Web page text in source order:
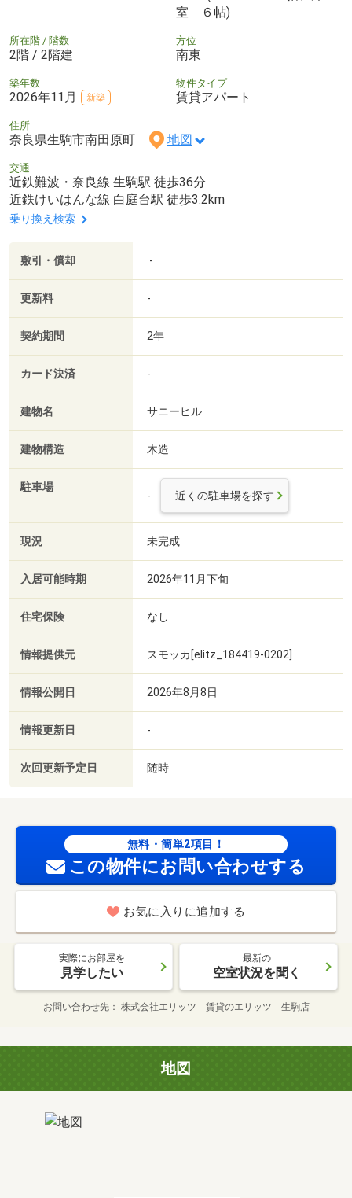
室 ６帖)
所在階 / 階数
2階 / 2階建
方位
南東
築年数
2026年11月 新築
物件タイプ
賃貸アパート
住所
奈良県生駒市南田原町 地図
交通
近鉄難波・奈良線 生駒駅 徒歩36分
近鉄けいはんな線 白庭台駅 徒歩3.2km
乗り換え検索
敷引・償却 -
更新料 -
契約期間 2年
カード決済 -
建物名 サニーヒル
建物構造 木造
駐車場
- 近くの駐車場を探す
現況 未完成
入居可能時期 2026年11月下旬
住宅保険 なし
情報提供元 スモッカ[elitz_184419-0202]
情報公開日 2026年8月8日
情報更新日 -
次回更新予定日 随時
無料・簡単2項目！
この物件にお問い合わせする
お気に入りに追加する
実際にお部屋を
見学したい
最新の
空室状況を聞く
お問い合わせ先 株式会社エリッツ 賃貸のエリッツ 生駒店
地図